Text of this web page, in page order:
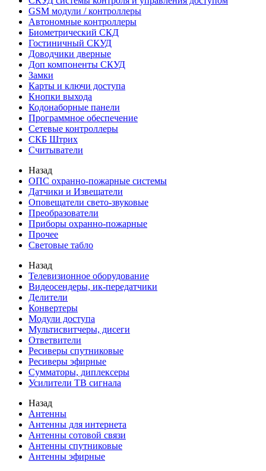
GSM модули / контроллеры
Автономные контроллеры
Биометрический СКД
Гостиничный СКУД
Доводчики дверные
Доп компоненты СКУД
Замки
Карты и ключи доступа
Кнопки выхода
Кодонаборные панели
Программное обеспечение
Сетевые контроллеры
СКБ Штрих
Считыватели
Назад
ОПС охранно-пожарные системы
Датчики и Извещатели
Оповещатели свето-звуковые
Преобразователи
Приборы охранно-пожарные
Прочее
Световые табло
Назад
Телевизионное оборудование
Видеосендеры, ик-передатчики
Делители
Конвертеры
Модули доступа
Мультисвитчеры, дисеги
Ответвители
Ресиверы спутниковые
Ресиверы эфирные
Сумматоры, диплексеры
Усилители ТВ сигнала
Назад
Антенны
Антенны для интернета
Антенны сотовой связи
Антенны спутниковые
Антенны эфирные